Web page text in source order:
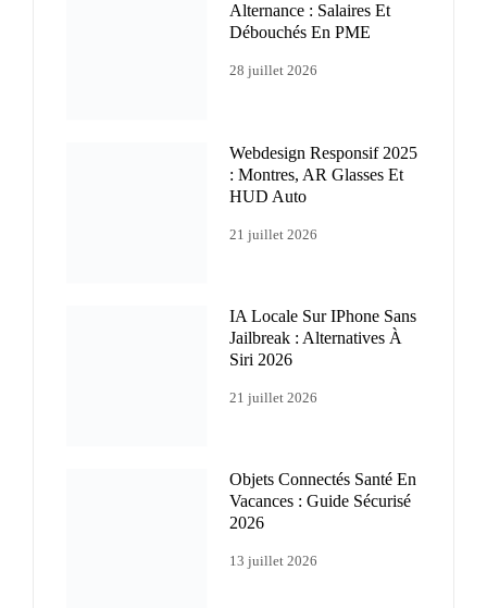
Alternance : Salaires Et
Débouchés En PME
28 juillet 2026
Webdesign Responsif 2025
: Montres, AR Glasses Et
HUD Auto
21 juillet 2026
IA Locale Sur IPhone Sans
Jailbreak : Alternatives À
Siri 2026
21 juillet 2026
Objets Connectés Santé En
Vacances : Guide Sécurisé
2026
13 juillet 2026